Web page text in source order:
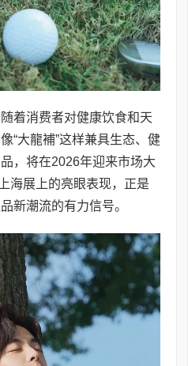
着消费者对健康饮食和天
“大龍補”这样兼具生态、健
，将在2026年迎来市场大
海展上的亮眼表现，正是
新潮流的有力信号。